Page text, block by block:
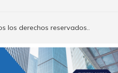
los derechos reservados..